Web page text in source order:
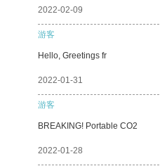
2022-02-09
游客
Hello, Greetings fr
2022-01-31
游客
BREAKING! Portable CO2
2022-01-28